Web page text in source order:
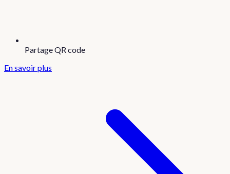
Partage QR code
En savoir plus